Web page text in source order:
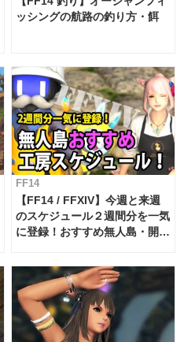
ッシングの航路の釣り方・餌
FF14
【FF14 / FFXIV】今週と来週
のスケジュール２週間分を一気
に登録！おすすめ無人島・開拓